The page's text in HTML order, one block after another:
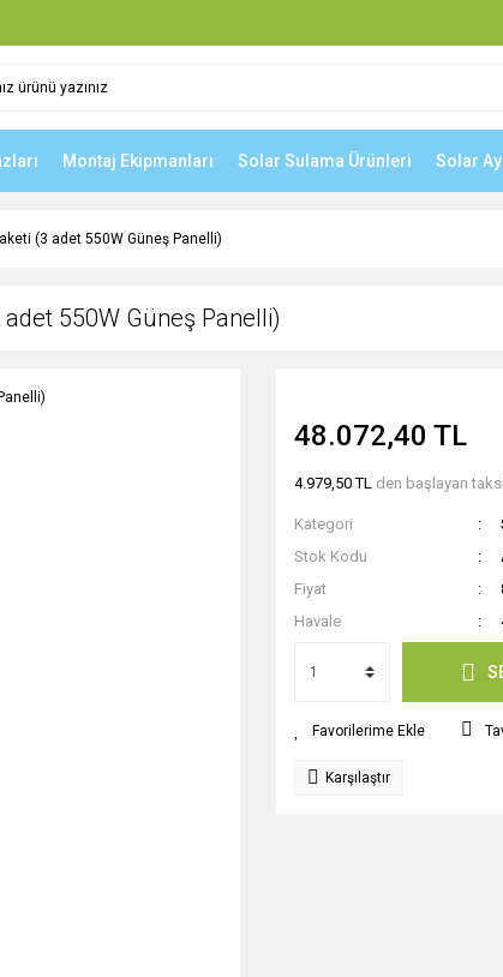
Montaj Ekipmanları Solar Sulama Ürünleri Solar
(3 adet 550W Güneş Panelli)
550W Güneş Panelli)
48.072,40 TL
4.979,50 TL den başlayan
Kategori
Stok Kodu
Fiyat
Havale
Karşılaştır